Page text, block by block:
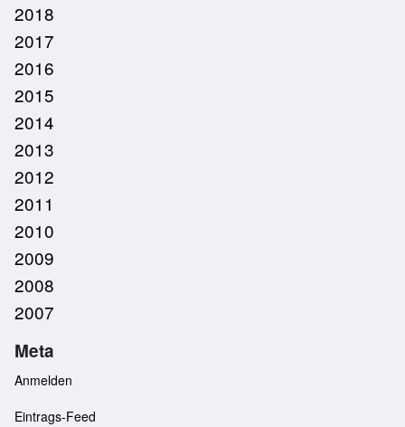
2018
2017
2016
2015
2014
2013
2012
2011
2010
2009
2008
2007
Meta
Anmelden
Eintrags-Feed